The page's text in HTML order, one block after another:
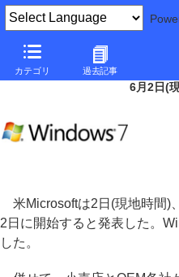
カテゴリ 過去記事
Microsoft、
6月2日(
米Microsoftは2日(現地時間)
2日に開始すると発表した。
した。